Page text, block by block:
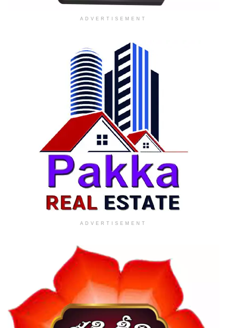
ADVERTISEMENT
ADVERTISEMENT